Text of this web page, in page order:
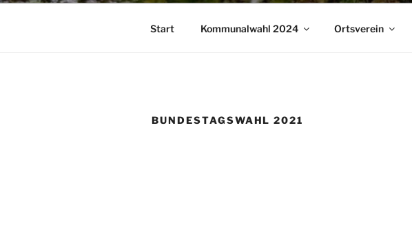
Start Kommunalwahl 2024 Ortsverein
BUNDESTAGSWAHL 2021